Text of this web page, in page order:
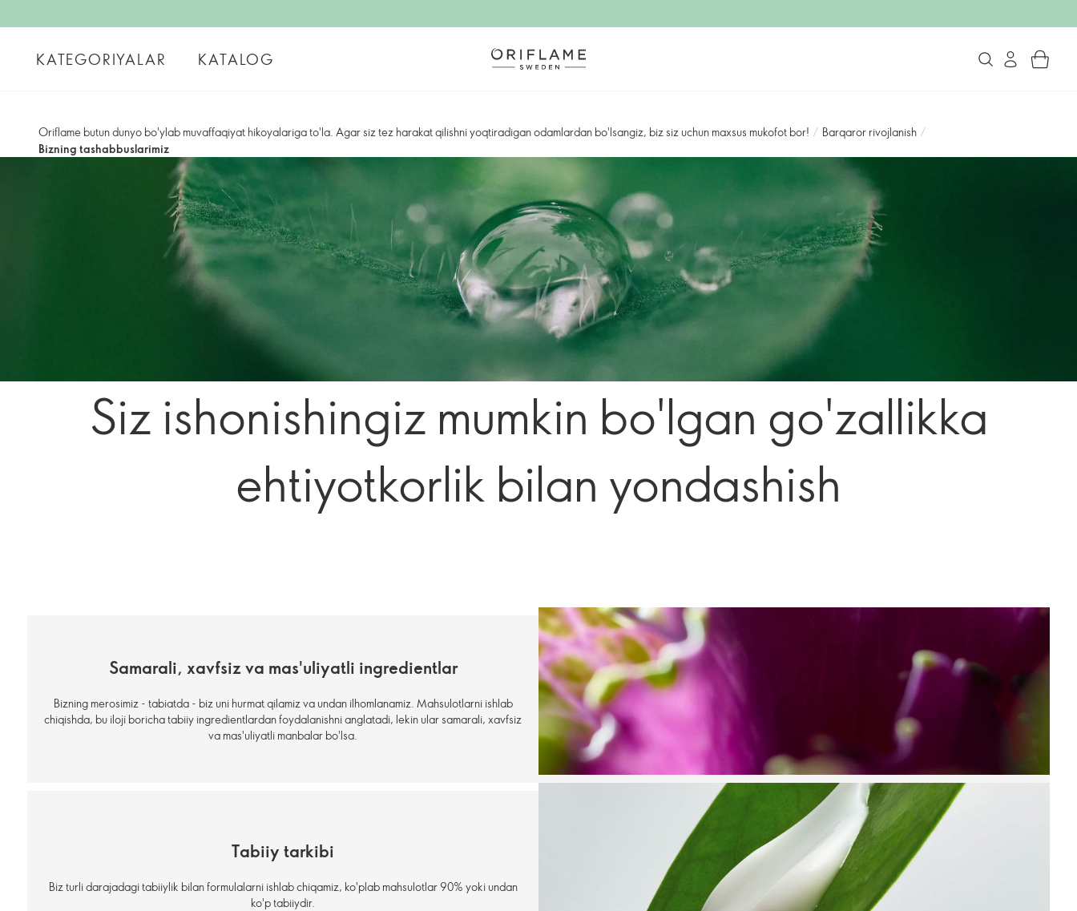
KATEGORIYALAR KATALOG
Oriflame butun dunyo bo'ylab muvaffaqiyat hikoyalariga to'la. Agar siz tez harakat qilishni yoqtiradigan odamlardan bo'lsangiz, biz siz uchun maxsus mukofot bor! / Barqaror rivojlanish /
Bizning tashabbuslarimiz
Siz ishonishingiz mumkin bo'lgan go'zallikka
ehtiyotkorlik bilan yondashish
Samarali, xavfsiz va mas'uliyatli ingredientlar
Bizning merosimiz - tabiatda - biz uni hurmat qilamiz va undan ilhomlanamiz. Mahsulotlarni ishlab
chiqishda, bu iloji boricha tabiiy ingredientlardan foydalanishni anglatadi, lekin ular samarali, xavfsiz
va mas'uliyatli manbalar bo'lsa.
Tabiiy tarkibi
Biz turli darajadagi tabiiylik bilan formulalarni ishlab chiqamiz, ko'plab mahsulotlar 90% yoki undan
ko'p tabiiydir.